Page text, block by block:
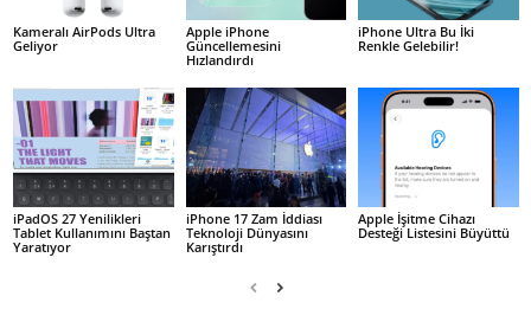
Kameralı AirPods Ultra
Geliyor
Apple iPhone
Güncellemesini
Hızlandırdı
iPhone Ultra Bu İki
Renkle Gelebilir!
iPadOS 27 Yenilikleri
Tablet Kullanımını Baştan
Yaratıyor
iPhone 17 Zam İddiası
Teknoloji Dünyasını
Karıştırdı
Apple İşitme Cihazı
Desteği Listesini Büyüttü